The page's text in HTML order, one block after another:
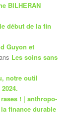
BILHERAN
début de la fin
Guyon et
Les soins sans
notre outil
! | anthropo-
finance durable